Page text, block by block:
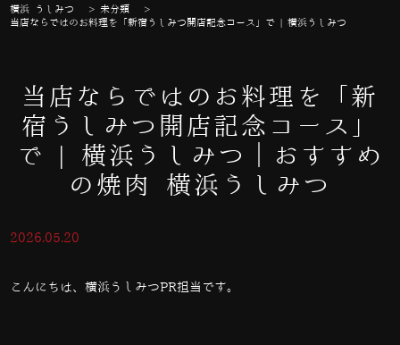
横浜 うしみつ >未分類
>
当店ならではのお料理を「新宿うしみつ開店記念コース」で | 横浜うしみつ
当店ならではのお料理を「新
宿うしみつ開店記念コース」
で | 横浜うしみつ｜おすすめ
の焼肉 横浜うしみつ
2026.05.20
こんにちは、横浜うしみつPR担当です。